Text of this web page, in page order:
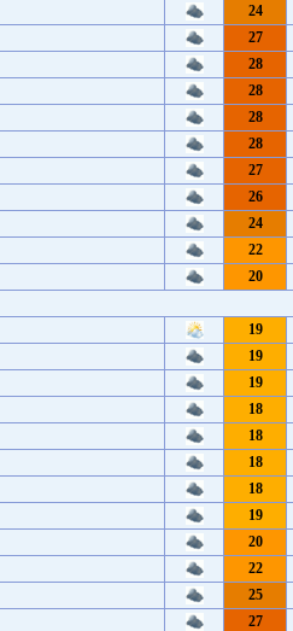
24
27
28
28
28
28
27
26
24
22
20
19
19
19
18
18
18
18
19
20
22
25
27